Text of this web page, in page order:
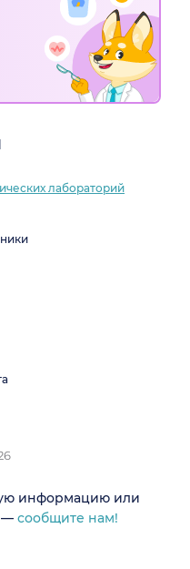
лабораторий
информацию или
— сообщите нам!